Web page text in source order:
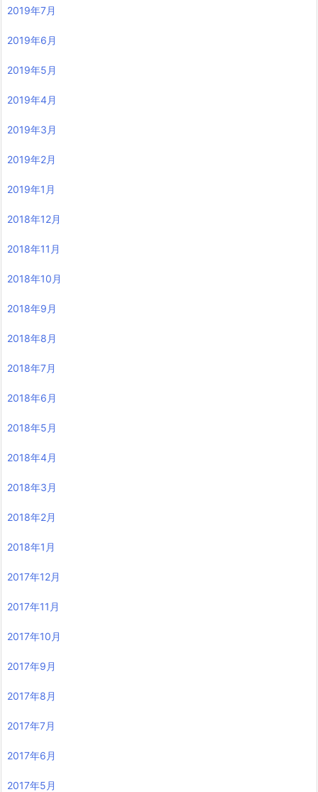
2019年7月
2019年6月
2019年5月
2019年4月
2019年3月
2019年2月
2019年1月
2018年12月
2018年11月
2018年10月
2018年9月
2018年8月
2018年7月
2018年6月
2018年5月
2018年4月
2018年3月
2018年2月
2018年1月
2017年12月
2017年11月
2017年10月
2017年9月
2017年8月
2017年7月
2017年6月
2017年5月